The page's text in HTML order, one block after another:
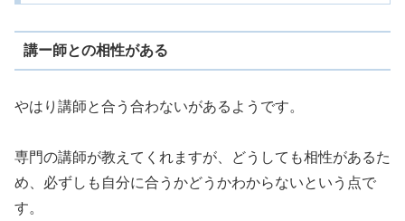
講ー師との相性がある
やはり講師と合う合わないがあるようです。
専門の講師が教えてくれますが、どうしても相性があるた
め、必ずしも自分に合うかどうかわからないという点で
す。